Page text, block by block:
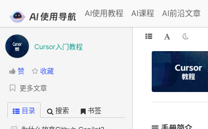
AI使用教程 AI课程 AI前沿文章
Cursor入门教程
赞 收藏
更多文章
目录 搜索 书签